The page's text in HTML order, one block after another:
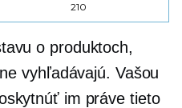
210
o produktoch,
vyhľadávajú. Vašou
im práve tieto